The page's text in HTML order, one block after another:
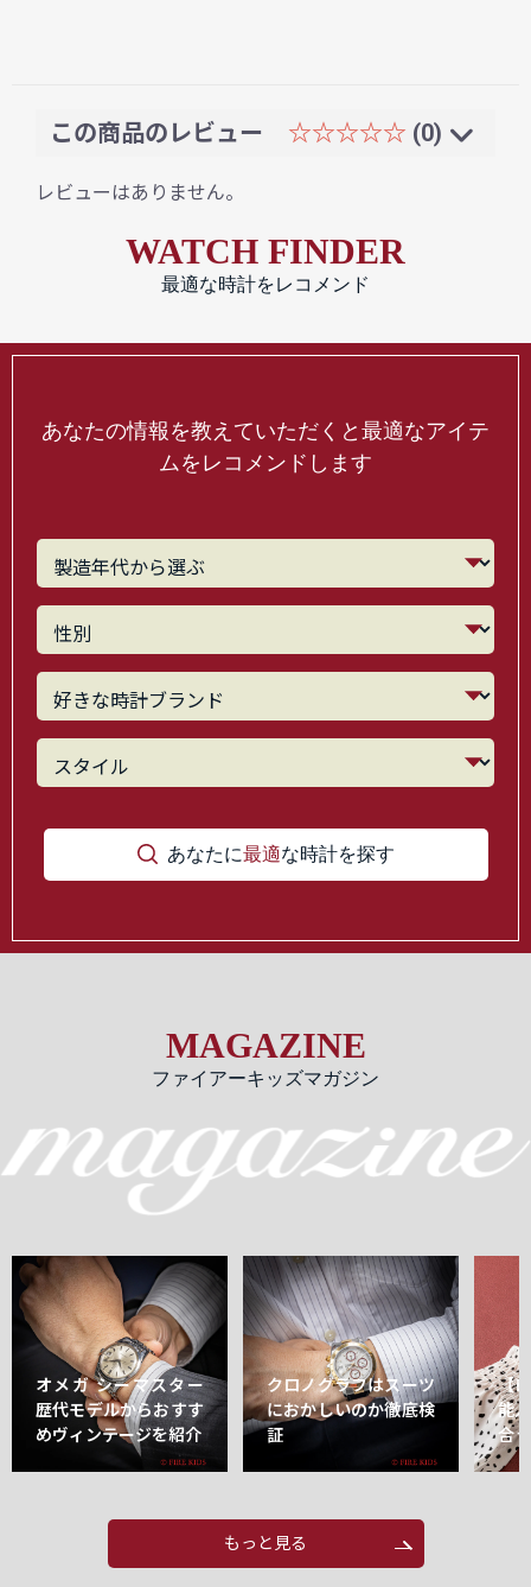
この商品のレビュー ☆☆☆☆☆ (0)
レビューはありません。
WATCH FINDER
最適な時計をレコメンド
あなたの情報を教えていただくと最適なアイテ
ムをレコメンドします
あなたに最適な時計を探す
MAGAZINE
ファイアーキッズマガジン
オメガ シーマスター
歴代モデルからおすす
めヴィンテージを紹介
クロノグラフはスーツ
におかしいのか徹底検
証
【
能
合
もっと見る